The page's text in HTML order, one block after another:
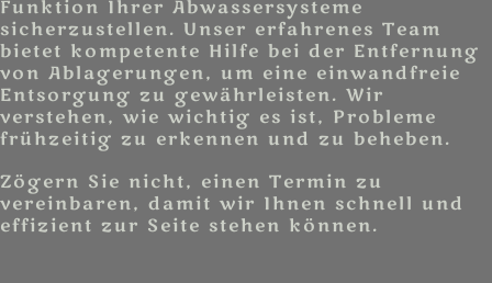
Funktion Ihrer Abwassersysteme
sicherzustellen. Unser erfahrenes Team
bietet kompetente Hilfe bei der Entfernung
von Ablagerungen, um eine einwandfreie
Entsorgung zu gewährleisten. Wir
verstehen, wie wichtig es ist, Probleme
frühzeitig zu erkennen und zu beheben.
Zögern Sie nicht, einen Termin zu
vereinbaren, damit wir Ihnen schnell und
effizient zur Seite stehen können.